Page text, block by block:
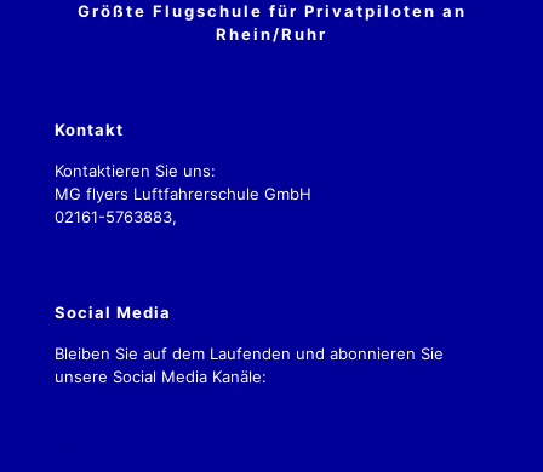
Größte Flugschule für Privatpiloten an
Rhein/Ruhr
Kontakt
Kontaktieren Sie uns:
MG flyers Luftfahrerschule GmbH
02161-5763883,
Social Media
Bleiben Sie auf dem Laufenden und abonnieren Sie
unsere Social Media Kanäle: